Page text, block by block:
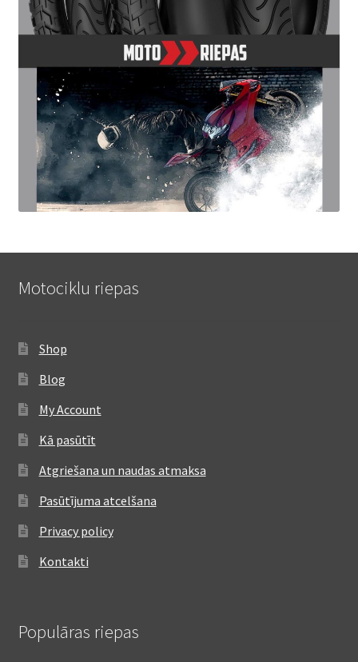
Motociklu riepas
Shop
Blog
My Account
Kā pasūtīt
Atgriešana un naudas atmaksa
Pasūtījuma atcelšana
Privacy policy
Kontakti
Populāras riepas